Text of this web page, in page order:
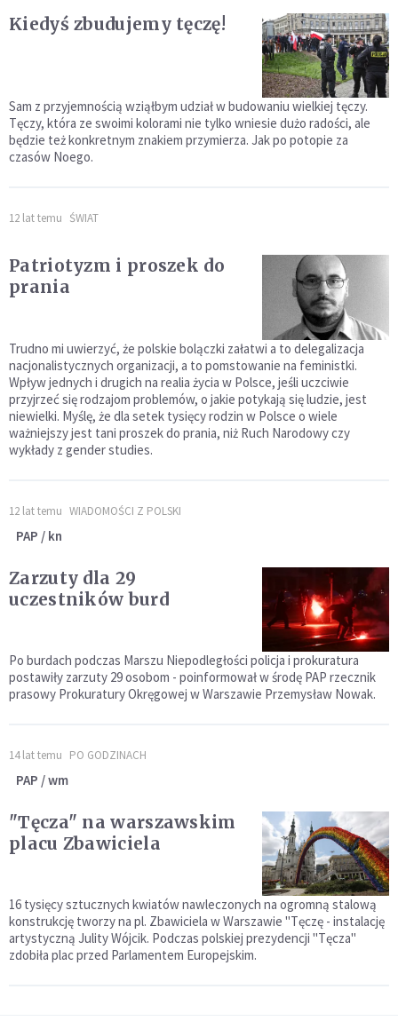
Kiedyś zbudujemy tęczę!
Sam z przyjemnością wziąłbym udział w budowaniu wielkiej tęczy.
Tęczy, która ze swoimi kolorami nie tylko wniesie dużo radości, ale
będzie też konkretnym znakiem przymierza. Jak po potopie za
czasów Noego.
12 lat temu ŚWIAT
Patriotyzm i proszek do
prania
Trudno mi uwierzyć, że polskie bolączki załatwi a to delegalizacja
nacjonalistycznych organizacji, a to pomstowanie na feministki.
Wpływ jednych i drugich na realia życia w Polsce, jeśli uczciwie
przyjrzeć się rodzajom problemów, o jakie potykają się ludzie, jest
niewielki. Myślę, że dla setek tysięcy rodzin w Polsce o wiele
ważniejszy jest tani proszek do prania, niż Ruch Narodowy czy
wykłady z gender studies.
12 lat temu WIADOMOŚCI Z POLSKI
PAP / kn
Zarzuty dla 29
uczestników burd
Po burdach podczas Marszu Niepodległości policja i prokuratura
postawiły zarzuty 29 osobom - poinformował w środę PAP rzecznik
prasowy Prokuratury Okręgowej w Warszawie Przemysław Nowak.
14 lat temu PO GODZINACH
PAP / wm
"Tęcza" na warszawskim
placu Zbawiciela
16 tysięcy sztucznych kwiatów nawleczonych na ogromną stalową
konstrukcję tworzy na pl. Zbawiciela w Warszawie "Tęczę - instalację
artystyczną Julity Wójcik. Podczas polskiej prezydencji "Tęcza"
zdobiła plac przed Parlamentem Europejskim.